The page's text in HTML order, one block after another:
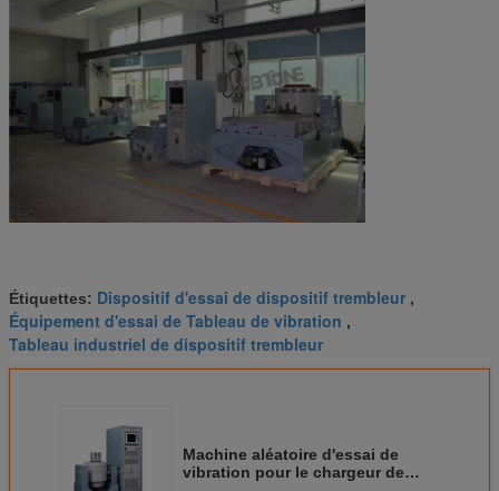
Étiquettes: Dispositif d'essai de dispositif trembleur ,
Équipement d'essai de Tableau de vibration ,
Tableau industriel de dispositif trembleur
Machine aléatoire d'essai de
vibration pour le chargeur de